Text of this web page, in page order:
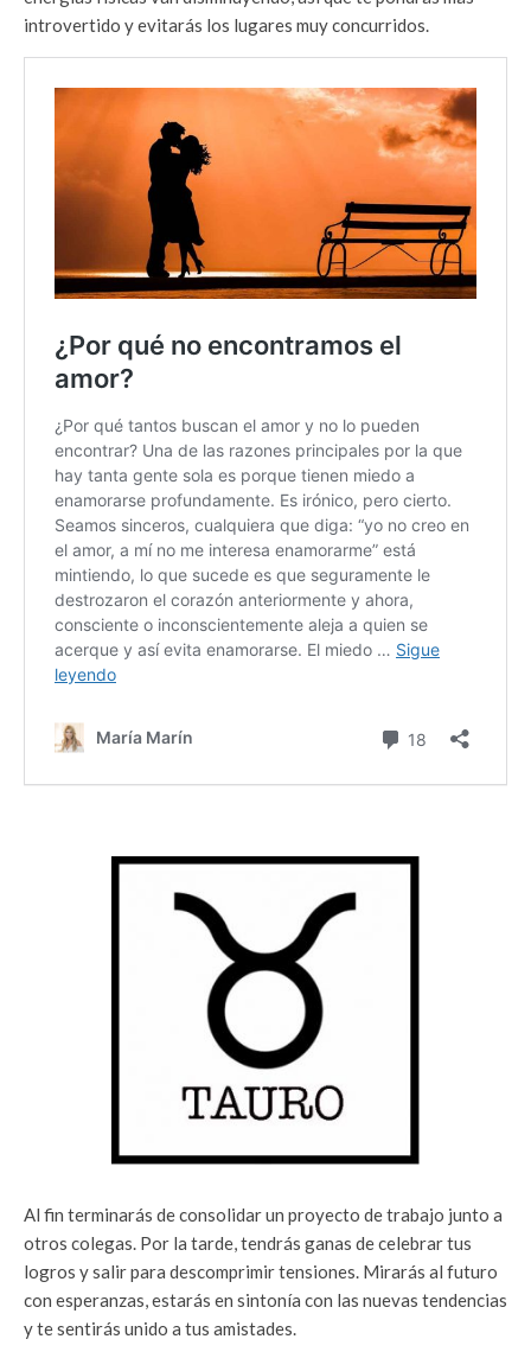
introvertido y evitarás los lugares muy concurridos.
Al fin terminarás de consolidar un proyecto de trabajo junto a
otros colegas. Por la tarde, tendrás ganas de celebrar tus
logros y salir para descomprimir tensiones. Mirarás al futuro
con esperanzas, estarás en sintonía con las nuevas tendencias
y te sentirás unido a tus amistades.